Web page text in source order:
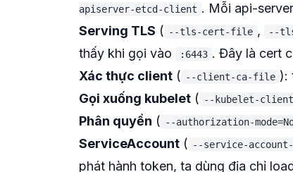
apiserver-etcd-client . Mỗi api-
Serving TLS ( --tls-cert-file , --
thấy khi gọi vào
:6443 . Đây là cert
Xác thực client ( --client-ca-file ):
Gọi xuống kubelet ( --kubelet-
Phân quyền ( --authorization-
ServiceAccount ( --service-
phát hành token, ta dùng địa chỉ